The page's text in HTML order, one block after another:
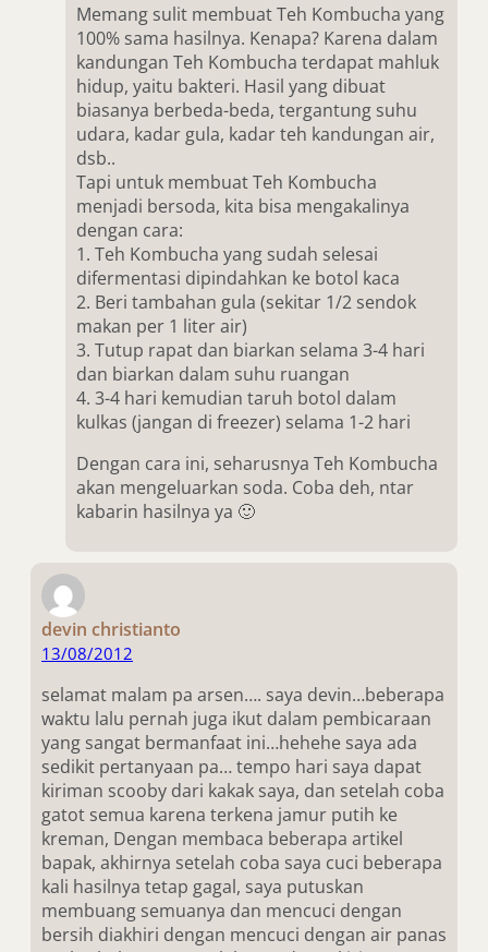
Memang sulit membuat Teh Kombucha yang
100% sama hasilnya. Kenapa? Karena dalam
kandungan Teh Kombucha terdapat mahluk
hidup, yaitu bakteri. Hasil yang dibuat
biasanya berbeda-beda, tergantung suhu
udara, kadar gula, kadar teh kandungan air,
dsb..
Tapi untuk membuat Teh Kombucha
menjadi bersoda, kita bisa mengakalinya
dengan cara:
1. Teh Kombucha yang sudah selesai
difermentasi dipindahkan ke botol kaca
2. Beri tambahan gula (sekitar 1/2 sendok
makan per 1 liter air)
3. Tutup rapat dan biarkan selama 3-4 hari
dan biarkan dalam suhu ruangan
4. 3-4 hari kemudian taruh botol dalam
kulkas (jangan di freezer) selama 1-2 hari
Dengan cara ini, seharusnya Teh Kombucha
akan mengeluarkan soda. Coba deh, ntar
kabarin hasilnya ya 🙂
devin christianto
13/08/2012
selamat malam pa arsen…. saya devin…beberapa
waktu lalu pernah juga ikut dalam pembicaraan
yang sangat bermanfaat ini…hehehe saya ada
sedikit pertanyaan pa… tempo hari saya dapat
kiriman scooby dari kakak saya, dan setelah coba
gatot semua karena terkena jamur putih ke
kreman, Dengan membaca beberapa artikel
bapak, akhirnya setelah coba saya cuci beberapa
kali hasilnya tetap gagal, saya putuskan
membuang semuanya dan mencuci dengan
bersih diakhiri dengan mencuci dengan air panas